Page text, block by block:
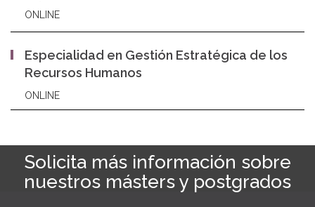
ONLINE
Especialidad en Gestión Estratégica de los
Recursos Humanos
ONLINE
Solicita más información sobre
nuestros másters y postgrados